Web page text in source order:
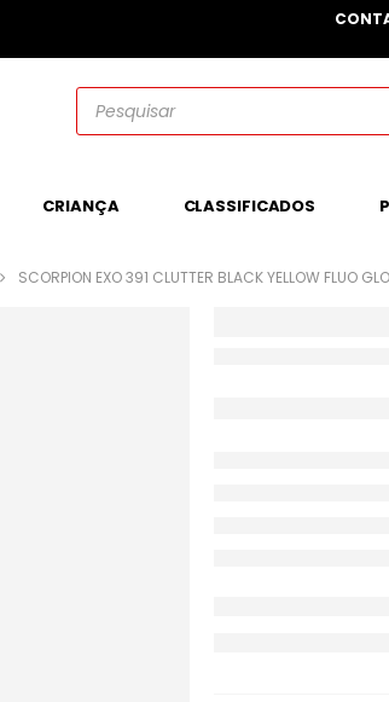
CRIANÇA CLASSIFICADOS
SCORPION EXO 391 CLUTTER BLACK YELLOW FLUO